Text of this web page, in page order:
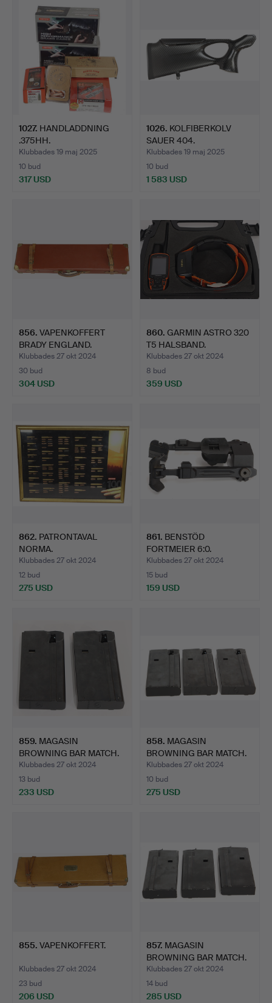
1027. HANDLADDNING
.375HH.
Klubbades 19 maj 2025
10 bud
317 USD
1026. KOLFIBERKOLV
SAUER 404.
Klubbades 19 maj 2025
10 bud
1 583 USD
856. VAPENKOFFERT
BRADY ENGLAND.
Klubbades 27 okt 2024
30 bud
304 USD
860. GARMIN ASTRO 320
T5 HALSBAND.
Klubbades 27 okt 2024
8 bud
359 USD
862. PATRONTAVAL
NORMA.
Klubbades 27 okt 2024
12 bud
275 USD
861. BENSTÖD
FORTMEIER 6:0.
Klubbades 27 okt 2024
15 bud
159 USD
859. MAGASIN
BROWNING BAR MATCH.
Klubbades 27 okt 2024
13 bud
233 USD
858. MAGASIN
BROWNING BAR MATCH.
Klubbades 27 okt 2024
10 bud
275 USD
855. VAPENKOFFERT.
Klubbades 27 okt 2024
23 bud
206 USD
857. MAGASIN
BROWNING BAR MATCH.
Klubbades 27 okt 2024
14 bud
285 USD